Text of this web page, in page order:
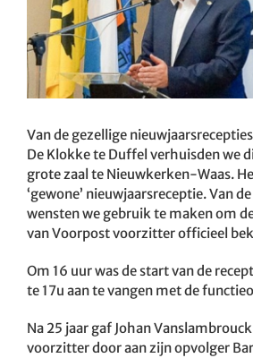
Van de gezellige
De Klokke te Duffel verhuisden we
grote zaal te Nieuwkerken-Waas.
‘gewone’ nieuwjaarsreceptie. Van
wensten we gebruik te maken om
van Voorpost voorzitter officieel
Om 16 uur was de start van de
te 17u aan te vangen met de
Na 25 jaar gaf Johan
voorzitter door aan zijn opvolger